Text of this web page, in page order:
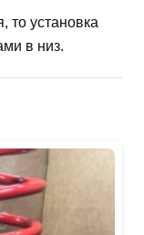
то установка
в низ.